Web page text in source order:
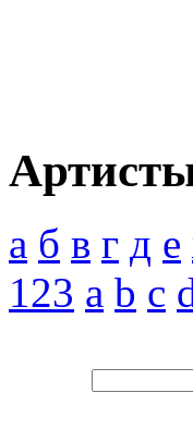
а б в г д е
123 a b c